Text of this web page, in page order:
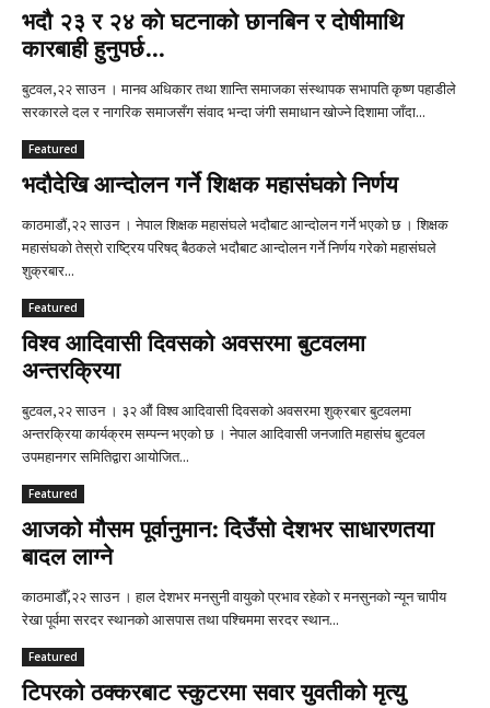
भदौ २३ र २४ काे घटनाको छानबिन र दोषीमाथि
कारबाही हुनुपर्छ...
बुटवल,२२ साउन । मानव अधिकार तथा शान्ति समाजका संस्थापक सभापति कृष्ण पहाडीले
सरकारले दल र नागरिक समाजसँग संवाद भन्दा जंगी समाधान खोज्ने दिशामा जाँदा...
Featured
भदौदेखि आन्दोलन गर्ने शिक्षक महासंघको निर्णय
काठमाडौं,२२ साउन । नेपाल शिक्षक महासंघले भदौबाट आन्दोलन गर्ने भएको छ । शिक्षक
महासंघको तेस्रो राष्ट्रिय परिषद् बैठकले भदौबाट आन्दोलन गर्ने निर्णय गरेको महासंघले
शुक्रबार...
Featured
विश्व आदिवासी दिवसको अवसरमा बुटवलमा
अन्तरक्रिया
बुटवल,२२ साउन । ३२ औं विश्व आदिवासी दिवसको अवसरमा शुक्रबार बुटवलमा
अन्तरक्रिया कार्यक्रम सम्पन्न भएको छ । नेपाल आदिवासी जनजाति महासंघ बुटवल
उपमहानगर समितिद्वारा आयोजित...
Featured
आजको मौसम पूर्वानुमान: दिउँसो देशभर साधारणतया
बादल लाग्ने
काठमाडौँ,२२ साउन । हाल देशभर मनसुनी वायुको प्रभाव रहेको र मनसुनको न्यून चापीय
रेखा पूर्वमा सरदर स्थानको आसपास तथा पश्चिममा सरदर स्थान...
Featured
टिपरको ठक्करबाट स्कुटरमा सवार युवतीको मृत्यु